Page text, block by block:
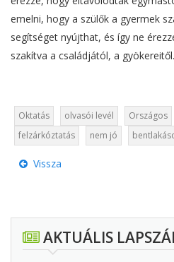
emelni, hogy a szülők a gyermek
segítséget nyújthat, és így ne
szakítva a családjától, a gyökereitől.
Oktatás olvasói levél Országos
felzárkóztatás
nem jó
Vissza
AKTUÁLIS